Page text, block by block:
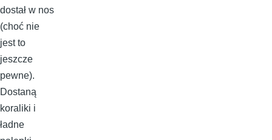
dostał w nos
(choć nie
jest to
jeszcze
pewne).
Dostaną
koraliki i
ładne